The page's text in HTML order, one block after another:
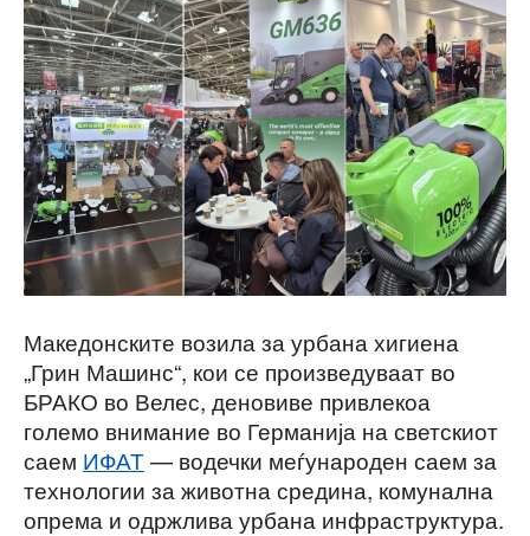
Македонските возила за урбана хигиена
„Грин Машинс“, кои се произведуваат во
БРАКО во Велес, деновиве привлекоа
големо внимание во Германија на светскиот
саем ИФАТ— водечки меѓународен саем за
технологии за животна средина, комунална
опрема и одржлива урбана инфраструктура.